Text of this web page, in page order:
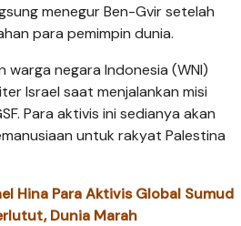
menegur Ben-Gvir setelah
para pemimpin dunia.
warga negara Indonesia (WNI)
Israel saat menjalankan misi
Para aktivis ini sedianya akan
untuk rakyat Palestina
Hina Para Aktivis Global Sumud
Dunia Marah